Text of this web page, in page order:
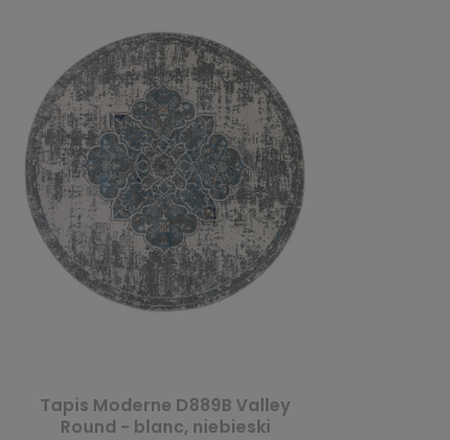
Tapis Moderne D889B Valley
Round - blanc, niebieski